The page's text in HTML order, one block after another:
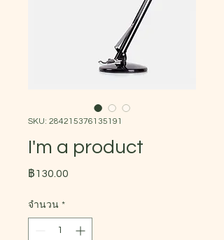
SKU: 284215376135191
I'm a product
฿130.00
จำนวน *